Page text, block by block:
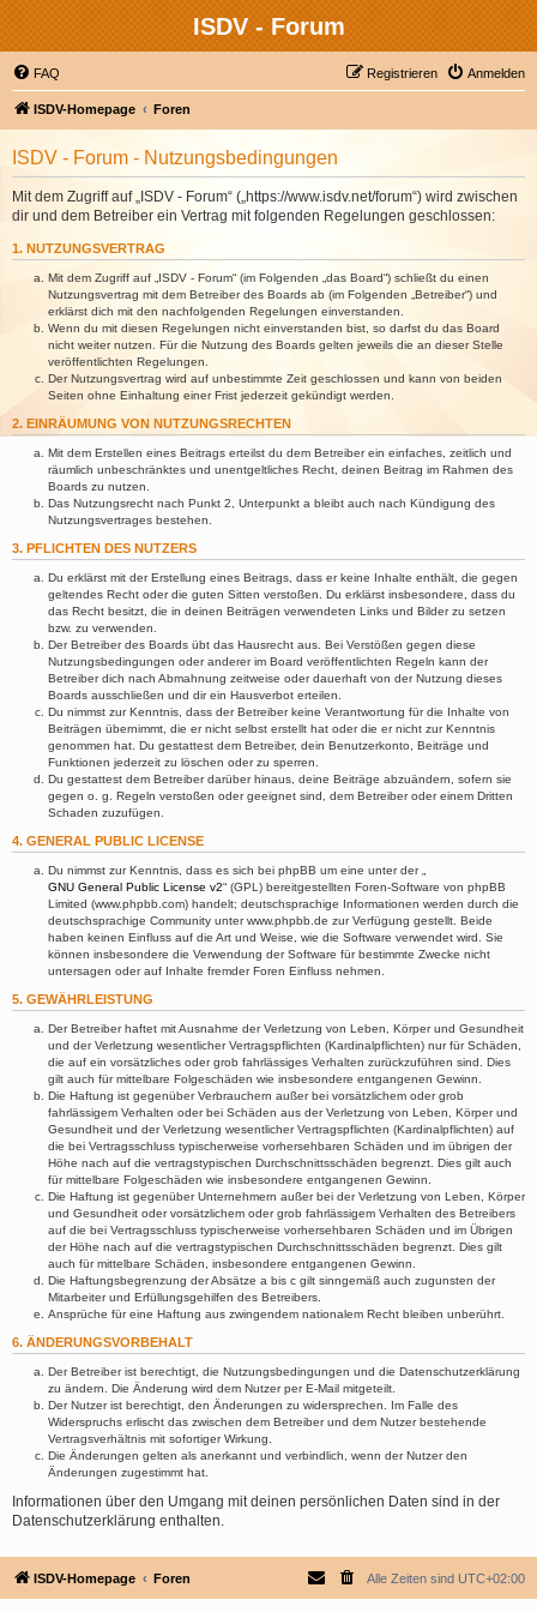
ISDV - Forum
FAQ Anmelden
Registrieren
ISDV-Homepage Foren
ISDV - Forum - Nutzungsbedingungen
Mit dem Zugriff auf „ISDV - Forum“ („https://www.isdv.net/forum“) wird zwischen
dir und dem Betreiber ein Vertrag mit folgenden Regelungen geschlossen:
1. NUTZUNGSVERTRAG
Mit dem Zugriff auf „ISDV - Forum“ (im Folgenden „das Board“) schließt du einen
Nutzungsvertrag mit dem Betreiber des Boards ab (im Folgenden „Betreiber“) und
erklärst dich mit den nachfolgenden Regelungen einverstanden.
Wenn du mit diesen Regelungen nicht einverstanden bist, so darfst du das Board
nicht weiter nutzen. Für die Nutzung des Boards gelten jeweils die an dieser Stelle
veröffentlichten Regelungen.
Der Nutzungsvertrag wird auf unbestimmte Zeit geschlossen und kann von beiden
Seiten ohne Einhaltung einer Frist jederzeit gekündigt werden.
2. EINRÄUMUNG VON NUTZUNGSRECHTEN
Mit dem Erstellen eines Beitrags erteilst du dem Betreiber ein einfaches, zeitlich und
räumlich unbeschränktes und unentgeltliches Recht, deinen Beitrag im Rahmen des
Boards zu nutzen.
Das Nutzungsrecht nach Punkt 2, Unterpunkt a bleibt auch nach Kündigung des
Nutzungsvertrages bestehen.
3. PFLICHTEN DES NUTZERS
Du erklärst mit der Erstellung eines Beitrags, dass er keine Inhalte enthält, die gegen
geltendes Recht oder die guten Sitten verstoßen. Du erklärst insbesondere, dass du
das Recht besitzt, die in deinen Beiträgen verwendeten Links und Bilder zu setzen
bzw. zu verwenden.
Der Betreiber des Boards übt das Hausrecht aus. Bei Verstößen gegen diese
Nutzungsbedingungen oder anderer im Board veröffentlichten Regeln kann der
Betreiber dich nach Abmahnung zeitweise oder dauerhaft von der Nutzung dieses
Boards ausschließen und dir ein Hausverbot erteilen.
Du nimmst zur Kenntnis, dass der Betreiber keine Verantwortung für die Inhalte von
Beiträgen übernimmt, die er nicht selbst erstellt hat oder die er nicht zur Kenntnis
genommen hat. Du gestattest dem Betreiber, dein Benutzerkonto, Beiträge und
Funktionen jederzeit zu löschen oder zu sperren.
Du gestattest dem Betreiber darüber hinaus, deine Beiträge abzuändern, sofern sie
gegen o. g. Regeln verstoßen oder geeignet sind, dem Betreiber oder einem Dritten
Schaden zuzufügen.
4. GENERAL PUBLIC LICENSE
Du nimmst zur Kenntnis, dass es sich bei phpBB um eine unter der „
GNU General Public License v2“ (GPL) bereitgestellten Foren-Software von phpBB
Limited (www.phpbb.com) handelt; deutschsprachige Informationen werden durch die
deutschsprachige Community unter www.phpbb.de zur Verfügung gestellt. Beide
haben keinen Einfluss auf die Art und Weise, wie die Software verwendet wird. Sie
können insbesondere die Verwendung der Software für bestimmte Zwecke nicht
untersagen oder auf Inhalte fremder Foren Einfluss nehmen.
5. GEWÄHRLEISTUNG
Der Betreiber haftet mit Ausnahme der Verletzung von Leben, Körper und Gesundheit
und der Verletzung wesentlicher Vertragspflichten (Kardinalpflichten) nur für Schäden,
die auf ein vorsätzliches oder grob fahrlässiges Verhalten zurückzuführen sind. Dies
gilt auch für mittelbare Folgeschäden wie insbesondere entgangenen Gewinn.
Die Haftung ist gegenüber Verbrauchern außer bei vorsätzlichem oder grob
fahrlässigem Verhalten oder bei Schäden aus der Verletzung von Leben, Körper und
Gesundheit und der Verletzung wesentlicher Vertragspflichten (Kardinalpflichten) auf
die bei Vertragsschluss typischerweise vorhersehbaren Schäden und im übrigen der
Höhe nach auf die vertragstypischen Durchschnittsschäden begrenzt. Dies gilt auch
für mittelbare Folgeschäden wie insbesondere entgangenen Gewinn.
Die Haftung ist gegenüber Unternehmern außer bei der Verletzung von Leben, Körper
und Gesundheit oder vorsätzlichem oder grob fahrlässigem Verhalten des Betreibers
auf die bei Vertragsschluss typischerweise vorhersehbaren Schäden und im Übrigen
der Höhe nach auf die vertragstypischen Durchschnittsschäden begrenzt. Dies gilt
auch für mittelbare Schäden, insbesondere entgangenen Gewinn.
Die Haftungsbegrenzung der Absätze a bis c gilt sinngemäß auch zugunsten der
Mitarbeiter und Erfüllungsgehilfen des Betreibers.
Ansprüche für eine Haftung aus zwingendem nationalem Recht bleiben unberührt.
6. ÄNDERUNGSVORBEHALT
Der Betreiber ist berechtigt, die Nutzungsbedingungen und die Datenschutzerklärung
zu ändern. Die Änderung wird dem Nutzer per E-Mail mitgeteilt.
Der Nutzer ist berechtigt, den Änderungen zu widersprechen. Im Falle des
Widerspruchs erlischt das zwischen dem Betreiber und dem Nutzer bestehende
Vertragsverhältnis mit sofortiger Wirkung.
Die Änderungen gelten als anerkannt und verbindlich, wenn der Nutzer den
Änderungen zugestimmt hat.
Informationen über den Umgang mit deinen persönlichen Daten sind in der
Datenschutzerklärung enthalten.
ISDV-Homepage Foren Alle Zeiten sind UTC+02:00